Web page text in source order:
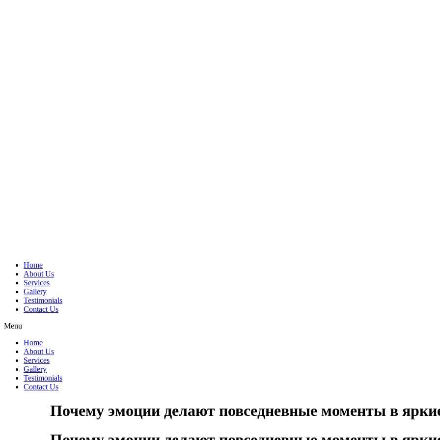
Home
About Us
Services
Gallery
Testimonials
Contact Us
Menu
Home
About Us
Services
Gallery
Testimonials
Contact Us
Почему эмоции делают повседневные моменты в